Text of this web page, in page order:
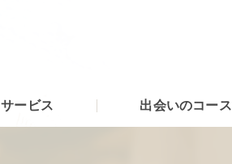
サービス 出会いのコース